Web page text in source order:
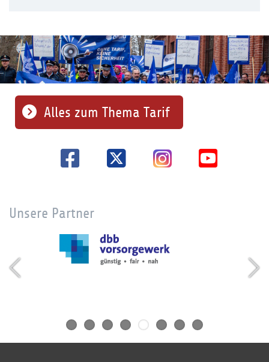
Alles zum Thema Tarif
Unsere Partner